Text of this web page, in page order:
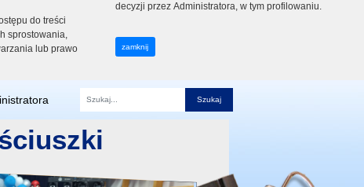
do treści
sprostowania,
lub prawo
decyzji przez Administratora, w tym profilowaniu.
zamknij
Fraza